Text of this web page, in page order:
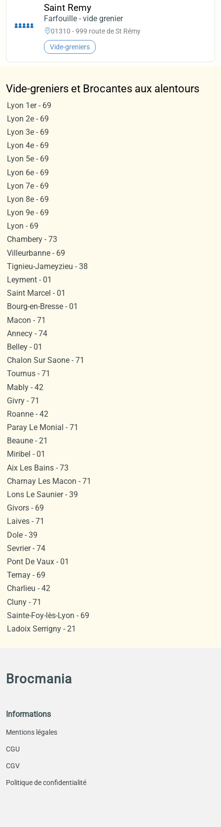
Saint Remy
Farfouille - vide grenier
01310 - 999 route de St Rémy
Vide-greniers
Vide-greniers et Brocantes aux alentours
Lyon 1er - 69
Lyon 2e - 69
Lyon 3e - 69
Lyon 4e - 69
Lyon 5e - 69
Lyon 6e - 69
Lyon 7e - 69
Lyon 8e - 69
Lyon 9e - 69
Lyon - 69
Chambery - 73
Villeurbanne - 69
Tignieu-Jameyzieu - 38
Leyment - 01
Saint Marcel - 01
Bourg-en-Bresse - 01
Macon - 71
Annecy - 74
Belley - 01
Chalon Sur Saone - 71
Tournus - 71
Mably - 42
Givry - 71
Roanne - 42
Paray Le Monial - 71
Beaune - 21
Miribel - 01
Aix Les Bains - 73
Charnay Les Macon - 71
Lons Le Saunier - 39
Givors - 69
Laives - 71
Dole - 39
Sevrier - 74
Pont De Vaux - 01
Ternay - 69
Charlieu - 42
Cluny - 71
Sainte-Foy-lès-Lyon - 69
Ladoix Serrigny - 21
Brocmania
Informations
Mentions légales
CGU
CGV
Politique de confidentialité